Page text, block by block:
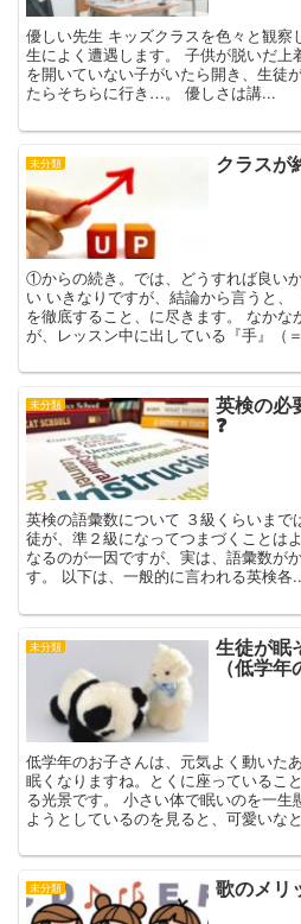
優しい先生 キッズクラスを色々と観察
生によく遭遇します。 子供が脱いだ上
を開いていない子がいたら開き、生徒
たらそちらに行き…。 優しさは講...
未分類 クラス
①からの続き。では、どうすれば良い
い いきなりですが、結論から言うと、
を徹底すること、に尽きます。 なかな
が、レッスン中に出している『手』（
未分類 英検の必
❓
英検の語彙数について ３級くらいまで
徒が、準２級になってつまづくことは
なるのが一因ですが、実は、語彙数が
す。 以下は、一般的に言われる英検各
未分類 生徒が眠
（低学
低学年のお子さんは、元気よく動いた
眠くなりますね。とくに座っているこ
る光景です。 小さい体で眠いのを一生
ようとしているのを見ると、可愛いな
未分類 歌のメリ